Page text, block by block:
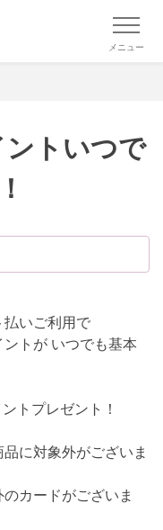
メニュー
トいつで
払いご利用で
トが いつでも基本
トプレゼント！
に対象外がございま
カードがございま